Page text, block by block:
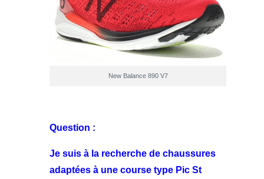
New Balance 890 V7
Question :
Je suis à la recherche de chaussures
adaptées à une course type Pic St